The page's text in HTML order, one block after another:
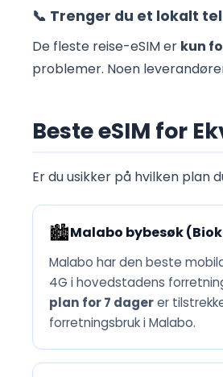
📞 Trenger du et lokalt
De fleste reise-eSIM er kun
problemer. Noen
Beste eSIM for
Er du usikker på hvilken plan
🏙️Malabo bybesøk
Malabo har den beste
4G i hovedstadens
plan for 7 dagerer
forretningsbruk i Malabo.